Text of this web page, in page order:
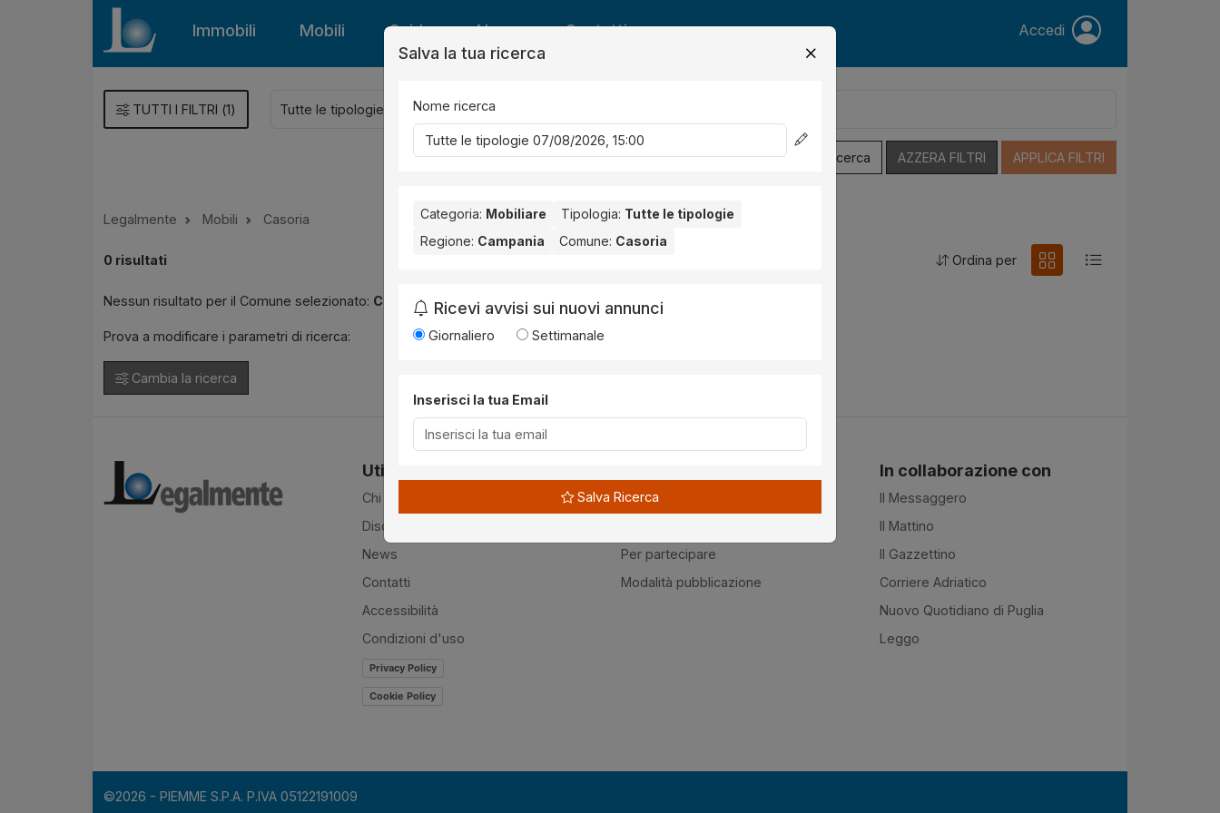
Immobili Mobili Guide News Contatti Accedi
TUTTI I FILTRI (1)
Salva Ricerca AZZERA FILTRI APPLICA FILTRI
Legalmente Mobili Casoria
0 risultati Ordina per
Nessun risultato per il Comune selezionato: Casoria . Nessun risultato per la Provincia selezionata:
Prova a modificare i parametri di ricerca:
Cambia la ricerca
Utilità
Chi siamo
Disclaimer
News
Contatti
Accessibilità
Condizioni d'uso
Privacy Policy
Cookie Policy
Normativa
Per partecipare
Modalità pubblicazione
In collaborazione con
Il Messaggero
Il Mattino
Il Gazzettino
Corriere Adriatico
Nuovo Quotidiano di Puglia
Leggo
©2026 - PIEMME S.P.A. P.IVA 05122191009
Salva la tua ricerca
Nome ricerca
Categoria: Mobiliare Tipologia: Tutte le tipologie
Regione: Campania Comune: Casoria
Ricevi avvisi sui nuovi annunci
Giornaliero Settimanale
Inserisci la tua Email
Salva Ricerca